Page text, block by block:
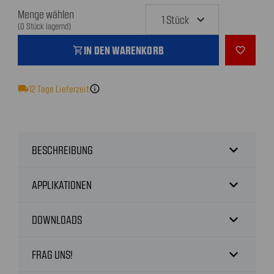
Menge wählen
(0 Stück lagernd)
shopping_cartIN DEN WARENKORB favorite_outline
local_shipping12Tage Lieferzeitinfo
BESCHREIBUNG expand_more
APPLIKATIONEN expand_more
DOWNLOADS expand_more
FRAG UNS! expand_more